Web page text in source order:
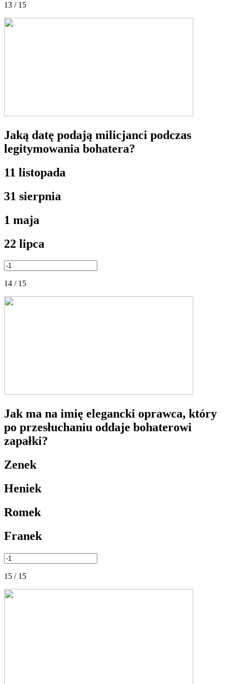
13 / 15
Jaką datę podają milicjanci podczas
legitymowania bohatera?
11 listopada
31 sierpnia
1 maja
22 lipca
14 / 15
Jak ma na imię elegancki oprawca, który
po przesłuchaniu oddaje bohaterowi
zapałki?
Zenek
Heniek
Romek
Franek
15 / 15